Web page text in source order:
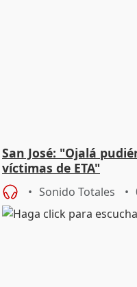
San José: "Ojalá
víctimas de ETA"
Sonido Totales